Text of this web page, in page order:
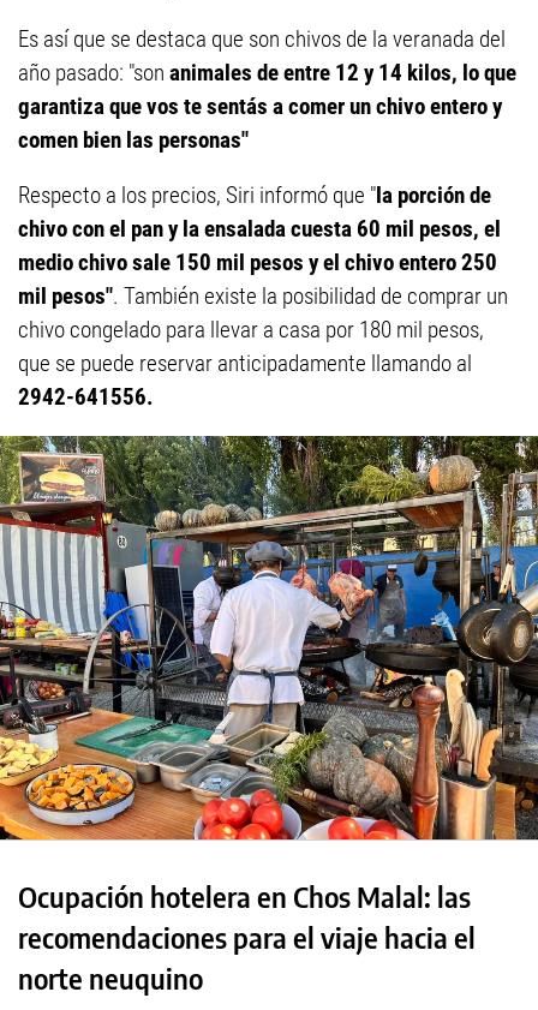
Es así que se destaca que son chivos de la veranada del
año pasado: "son animales de entre 12 y 14 kilos, lo que
garantiza que vos te sentás a comer un chivo entero y
comen bien las personas"
Respecto a los precios, Siri informó que "la porción de
chivo con el pan y la ensalada cuesta 60 mil pesos, el
medio chivo sale 150 mil pesos y el chivo entero 250
mil pesos". También existe la posibilidad de comprar un
chivo congelado para llevar a casa por 180 mil pesos,
que se puede reservar anticipadamente llamando al
2942-641556.
Ocupación hotelera en Chos Malal: las
recomendaciones para el viaje hacia el
norte neuquino